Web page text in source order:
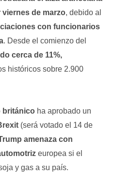
de marzo, debido al
con funcionarios
. Desde el comienzo del
cerca de 11%,
históricos sobre 2.900
británico ha aprobado un
(será votado el 14 de
amenaza con
europea si el
y gas a su país.